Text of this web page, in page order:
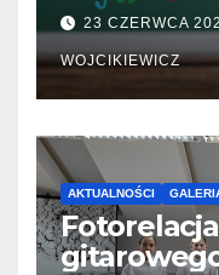
23 CZERWCA
WOJCIKIEWICZ
AKTUALNOŚCI